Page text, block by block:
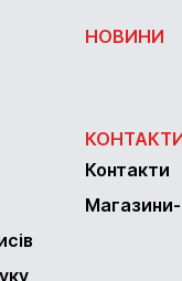
НОВИНИ
Контакти